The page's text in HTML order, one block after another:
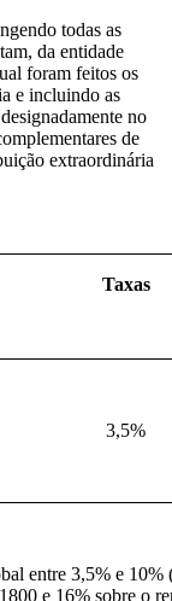
todas as
da entidade
foram feitos os
e incluindo as
no
de
extraordinária
Taxas
3,5%
entre 3,5% e 10%
e 16% sobre o